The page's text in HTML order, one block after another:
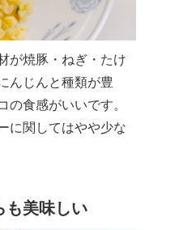
が焼豚・ねぎ・たけ
んじんと種類が豊
の食感がいいです。
に関してはやや少な
美味しい